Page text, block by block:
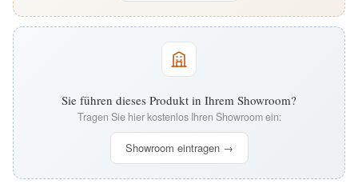
Sie führen dieses Produkt in Ihrem Showroom?
Tragen Sie hier kostenlos Ihren Showroom ein:
Showroom eintragen →